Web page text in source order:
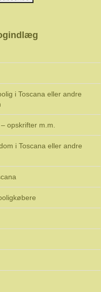
i Toscana eller andre
opskrifter m.m.
i Toscana eller andre